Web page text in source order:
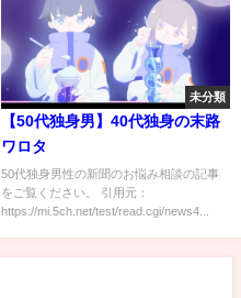
未分類
【50代独身男】40代独身の末路
ワロタ
50代独身男性の新聞のお悩み相談の記事
をご覧ください。 引用元：
https://mi.5ch.net/test/read.cgi/news4...